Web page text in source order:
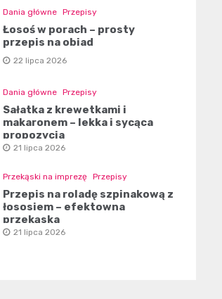
Dania główne Przepisy
Łosoś w porach – prosty
przepis na obiad
22 lipca 2026
Dania główne Przepisy
Sałatka z krewetkami i
makaronem – lekka i sycąca
propozycja
21 lipca 2026
Przekąski na imprezę Przepisy
Przepis na roladę szpinakową z
łososiem – efektowna
przekąska
21 lipca 2026